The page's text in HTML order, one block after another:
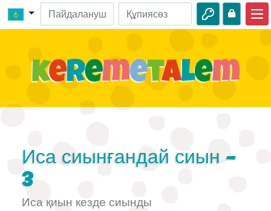
Киелі кітап оқиғалары
Шытырман оқиғалар
Иса сиынғандай сиын -
3
Иса қиын кезде сиынды